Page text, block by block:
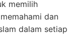
memilih
dan
dalam setiap